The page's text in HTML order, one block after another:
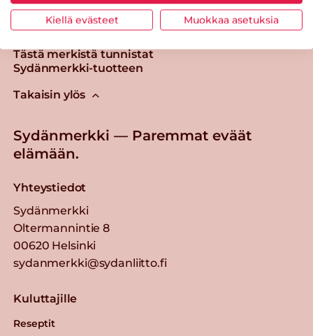
Tästä merkistä tunnistat
Sydänmerkki-tuotteen
Takaisin ylös
Sydänmerkki — Paremmat eväät
elämään.
Yhteystiedot
Sydänmerkki
Oltermannintie 8
00620 Helsinki
sydanmerkki@sydanliitto.fi
Kuluttajille
Reseptit
Kiellä evästeet Muokkaa asetuksia